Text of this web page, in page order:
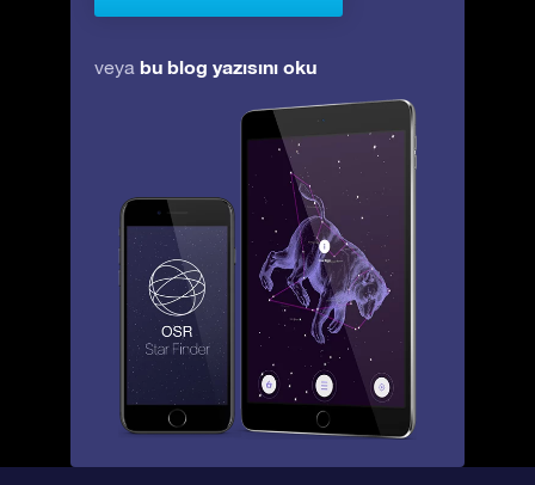
veya bu blog yazısını oku